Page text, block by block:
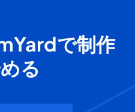
で制作
る